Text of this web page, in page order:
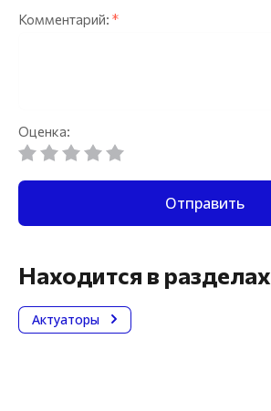
Комментарий: *
Оценка:
Отправить
Находится в разделах
Актуаторы